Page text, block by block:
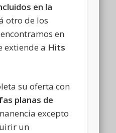
en la
otro de los
en
extiende a Hits
su oferta con
planas de
excepto
un